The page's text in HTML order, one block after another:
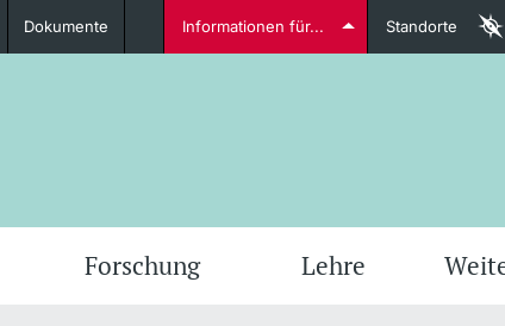
Dokumente Informationen für... Standorte
Forschung Lehre